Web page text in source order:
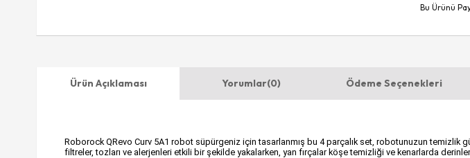
Bu Ürünü
Ürün Açıklaması Yorumlar(0) Ödeme Seçenekleri
Roborock QRevo Curv 5A1 robot süpürgeniz için tasarlanmış bu 4 parçalık set, robotunuzun temizlik
filtreler, tozları ve alerjenleri etkili bir şekilde yakalarken, yan fırçalar köşe temizliği ve kenarlarda